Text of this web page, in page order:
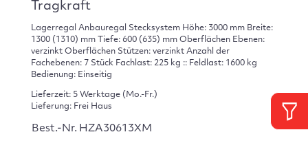
Tragkraft
Lagerregal Anbauregal Stecksystem Höhe: 3000 mm Breite:
1300 (1310) mm Tiefe: 600 (635) mm Oberflächen Ebenen:
verzinkt Oberflächen Stützen: verzinkt Anzahl der
Fachebenen: 7 Stück Fachlast: 225 kg :: Feldlast: 1600 kg
Bedienung: Einseitig
Lieferzeit: 5 Werktage (Mo.-Fr.)
Lieferung: Frei Haus
Best.-Nr. HZA30613XM